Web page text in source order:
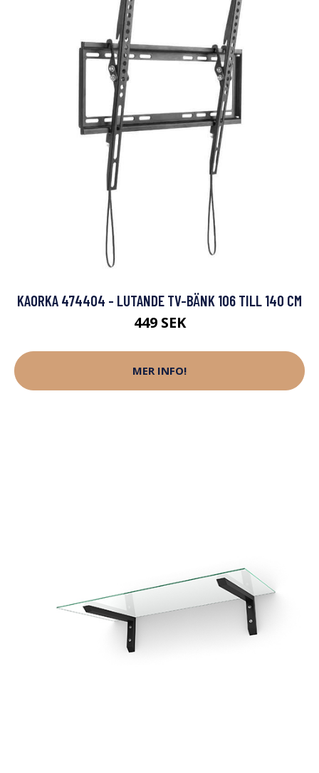
KAORKA 474404 - LUTANDE TV-BÄNK 106 TILL 140 CM
449 SEK
MER INFO!